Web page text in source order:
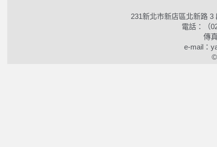
231新北市新店區北新路
電話：（
傳
e-mail：